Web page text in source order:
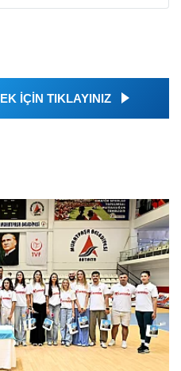
İÇİN TIKLAYINIZ